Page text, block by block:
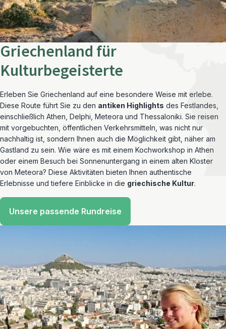
Griechenland für
Kulturbegeisterte
Erleben Sie Griechenland auf eine besondere Weise mit erlebe.
Diese Route führt Sie zu den antiken Highlights des Festlandes,
einschließlich Athen, Delphi, Meteora und Thessaloniki. Sie reisen
mit vorgebuchten, öffentlichen Verkehrsmitteln, was nicht nur
nachhaltig ist, sondern Ihnen auch die Möglichkeit gibt, näher am
Gastland zu sein. Wie wäre es mit einem Kochworkshop in Athen
oder einem Besuch bei Sonnenuntergang in einem alten Kloster
von Meteora? Diese Aktivitäten bieten Ihnen authentische
Erlebnisse und tiefere Einblicke in die griechische Kultur.
Unsere passende Rundreise